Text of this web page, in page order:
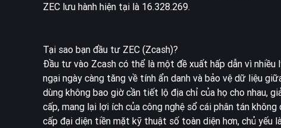
ZEC lưu hành hiện tại là 16.328.269.
Tại sao bạn đầu tư ZEC (Zcash)?
Đầu tư vào Zcash có thể là một đề xuất hấp dẫn vì
ngại ngày càng tăng về tính ẩn danh và bảo vệ dữ liệu
dùng không bao giờ cần tiết lộ địa chỉ của họ cho nhau,
cấp, mang lại lợi ích của công nghệ sổ cái phân tán
cấp đại diện tiền mặt kỹ thuật số toàn diện hơn, chủ yếu